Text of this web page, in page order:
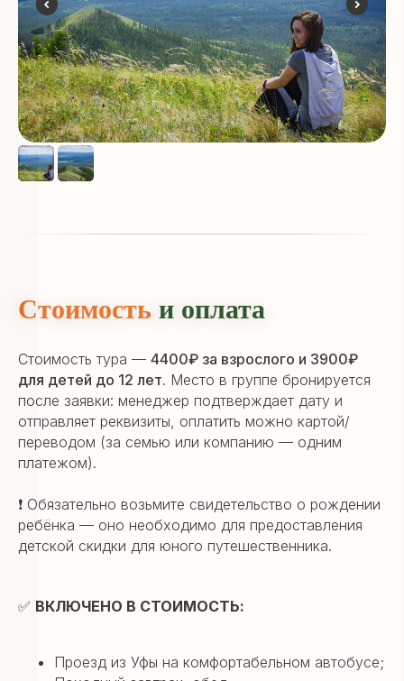
Стоимость и оплата
Стоимость тура — 4400₽ за взрослого и 3900₽
для детей до 12 лет. Место в группе бронируется
после заявки: менеджер подтверждает дату и
отправляет реквизиты, оплатить можно картой/
переводом (за семью или компанию — одним
платежом).
❗ Обязательно возьмите свидетельство о рождении
ребёнка — оно необходимо для предоставления
детской скидки для юного путешественника.
✅ ВКЛЮЧЕНО В СТОИМОСТЬ:
Проезд из Уфы на комфортабельном автобусе;